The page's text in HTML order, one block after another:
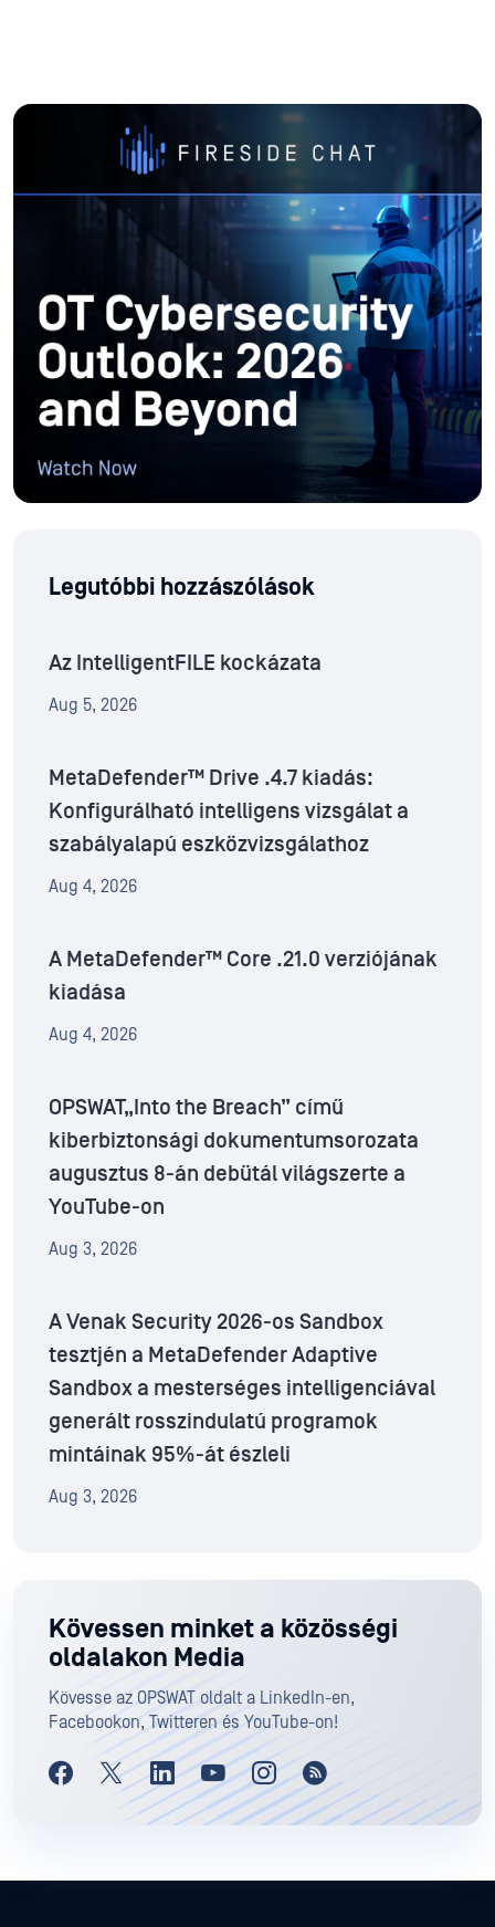
Legutóbbi hozzászólások
Az IntelligentFILE kockázata
Aug 5, 2026
MetaDefender™ Drive .4.7 kiadás:
Konfigurálható intelligens vizsgálat a
szabályalapú eszközvizsgálathoz
Aug 4, 2026
A MetaDefender™ Core .21.0 verziójának
kiadása
Aug 4, 2026
OPSWAT„Into the Breach” című
kiberbiztonsági dokumentumsorozata
augusztus 8-án debütál világszerte a
YouTube-on
Aug 3, 2026
A Venak Security 2026-os Sandbox
tesztjén a MetaDefender Adaptive
Sandbox a mesterséges intelligenciával
generált rosszindulatú programok
mintáinak 95%-át észleli
Aug 3, 2026
Kövessen minket a közösségi
oldalakon Media
Kövesse az OPSWAT oldalt a LinkedIn-en,
Facebookon, Twitteren és YouTube-on!